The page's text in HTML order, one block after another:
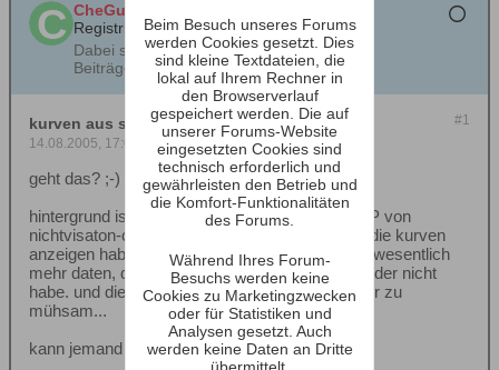
CheGuevara
Registrierter Benutzer
Dabei seit: 24.10.2001
Beiträge:
760
#1
kurven aus speaker6 in boxsim importieren
14.08.2005, 17:01
geht das? ;-)
hintergrund ist der, dass ich in speaker6 die TSP von
nichtvisaton-chassis eingegeben habe und mir die kurven
anzeigen habe lassen. boxsim verlangt ja nach wesentlich
mehr daten, die ich von diesem chassis aber leider nicht
habe. und die kurve von hand einzugeben ist mir zu
mühsam...
kann jemand helfen?
Beim Besuch unseres Forums
werden Cookies gesetzt. Dies
sind kleine Textdateien, die
lokal auf Ihrem Rechner in
den Browserverlauf
gespeichert werden. Die auf
unserer Forums-Website
eingesetzten Cookies sind
technisch erforderlich und
gewährleisten den Betrieb und
die Komfort-Funktionalitäten
des Forums.
Während Ihres Forum-
Besuchs werden keine
Cookies zu Marketingzwecken
oder für Statistiken und
Analysen gesetzt. Auch
werden keine Daten an Dritte